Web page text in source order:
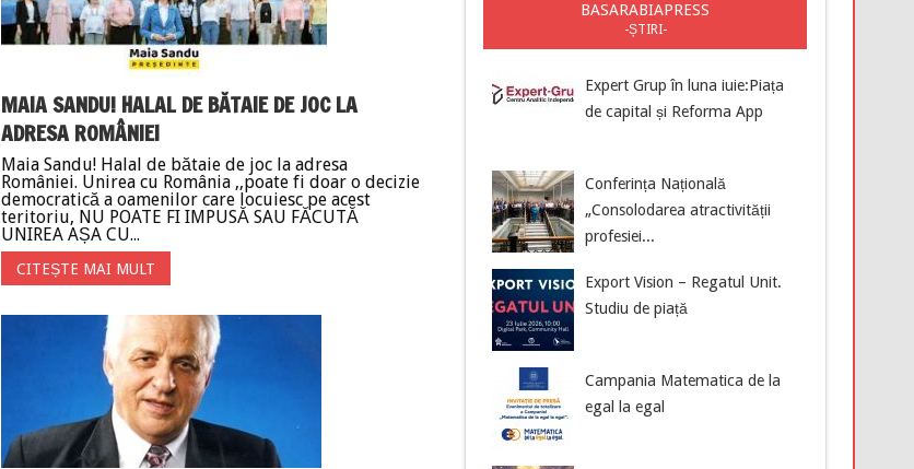
MAIA SANDU! HALAL DE BĂTAIE DE JOC LA
ADRESA ROMÂNIEI
Maia Sandu! Halal de bătaie de joc la adresa
României. Unirea cu România ,,poate fi doar o decizie
democratică a oamenilor care locuiesc pe acest
teritoriu, NU POATE FI IMPUSĂ SAU FĂCUTĂ
UNIREA AȘA CU...
CITEȘTE MAI MULT
BASARABIAPRESS
-ȘTIRI-
Expert Grup în luna iuie:Piața
de capital și Reforma App
Conferința Națională
„Consolodarea atractivității
profesiei...
Export Vision – Regatul Unit.
Studiu de piață
Campania Matematica de la
egal la egal